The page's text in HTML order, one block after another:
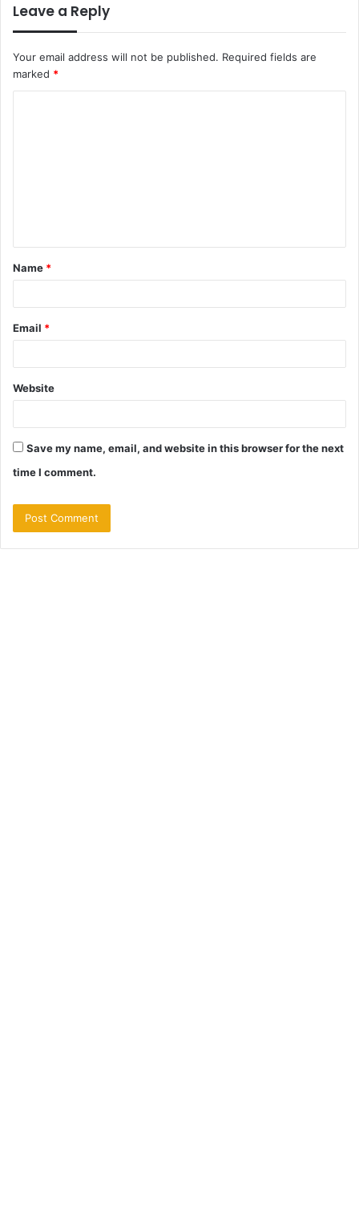
Leave a Reply
Your email address will not be published. Required fields are
marked *
t
*
Name *
Email *
Website
Save my name, email, and website in this browser for the next
time I comment.